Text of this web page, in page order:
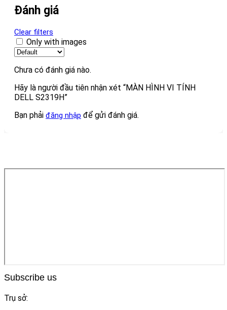
Đánh giá
Clear filters
Only with images
Chưa có đánh giá nào.
Hãy là người đầu tiên nhận xét “MÀN HÌNH VI TÍNH
DELL S2319H”
Bạn phải đăng nhập để gửi đánh giá.
Subscribe us
Trụ sở: